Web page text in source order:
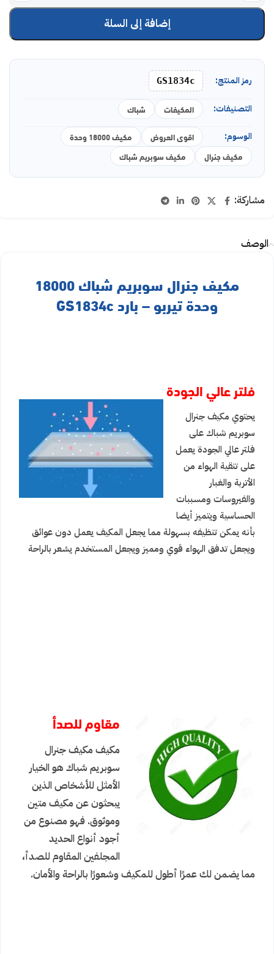
إضافة إلى السلة
رمز المنتج: GS1834c
التصنيفات: المكيفات شباك
الوسوم: اقوى العروض
مكيف 18000 وحدة
مكيف جنرال
مكيف سوبريم شباك
مشاركة:
الوصف
مكيف جنرال سوبريم شباك 18000
وحدة تيربو – بارد GS1834c
فلتر عالي الجودة
يحتوي مكيف جنرال
سوبريم شباك على
فلتر عالي الجودة يعمل
على تنقية الهواء من
الأتربة والغبار
والفيروسات ومسببات
الحساسية ويتميز أيضا
بأنه يمكن تنظيفه بسهولة مما يجعل المكيف يعمل دون عوائق
ويجعل تدفق الهواء قوي ومميز ويجعل المستخدم يشعر بالراحة
مقاوم للصدأ
مكيف مكيف جنرال
سوبريم شباك هو الخيار
الأمثل للأشخاص الذين
يبحثون عن مكيف متين
وموثوق. فهو مصنوع من
أجود أنواع الحديد
المجلفين المقاوم للصدأ،
مما يضمن لك عمرًا أطول للمكيف وشعورًا بالراحة والأمان.